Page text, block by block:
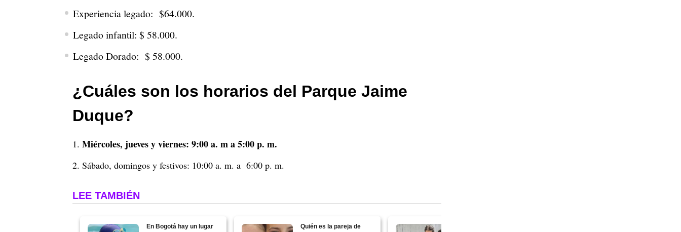
Experiencia legado: $64.000.
Legado infantil: $ 58.000.
Legado Dorado: $ 58.000.
¿Cuáles son los horarios del Parque Jaime
Duque?
Miércoles, jueves y viernes: 9:00 a. m a 5:00 p. m.
Sábado, domingos y festivos: 10:00 a. m. a 6:00 p. m.
LEE TAMBIÉN
En Bogotá hay un lugar Quién es la pareja de